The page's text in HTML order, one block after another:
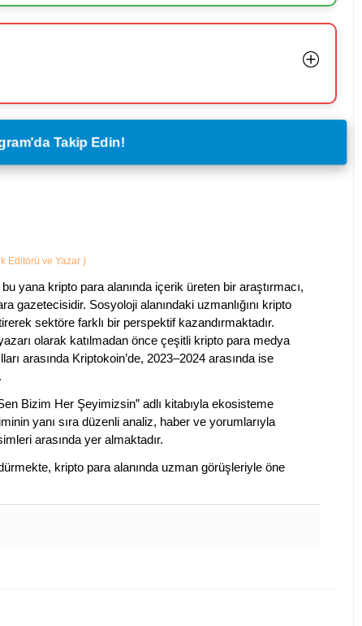
Takip Edin!
Editörü ve Yazar )
yana kripto para alanında içerik üreten bir araştırmacı,
gazetecisidir. Sosyoloji alanındaki uzmanlığını kripto
sektöre farklı bir perspektif kazandırmaktadır.
olarak katılmadan önce çeşitli kripto para medya
arasında Kriptokoin’de, 2023–2024 arasında ise
Bizim Her Şeyimizsin” adlı kitabıyla ekosisteme
yanı sıra düzenli analiz, haber ve yorumlarıyla
arasında yer almaktadır.
kripto para alanında uzman görüşleriyle öne